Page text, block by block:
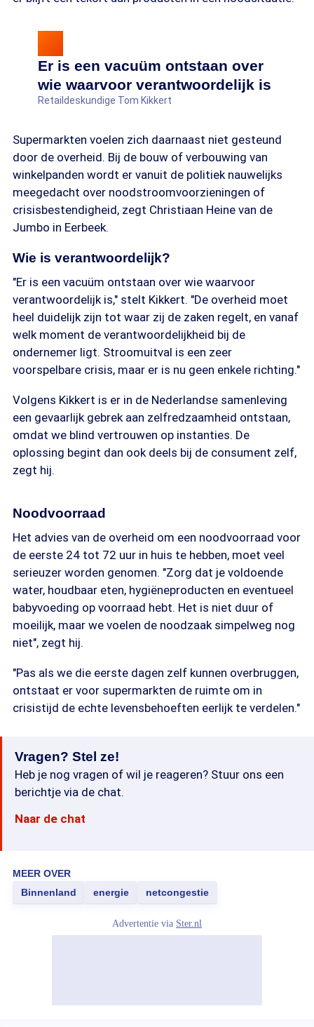
Er is een vacuüm ontstaan over
wie waarvoor verantwoordelijk is
Retaildeskundige Tom Kikkert
Supermarkten voelen zich daarnaast niet gesteund
door de overheid. Bij de bouw of verbouwing van
winkelpanden wordt er vanuit de politiek nauwelijks
meegedacht over noodstroomvoorzieningen of
crisisbestendigheid, zegt Christiaan Heine van de
Jumbo in Eerbeek.
Wie is verantwoordelijk?
"Er is een vacuüm ontstaan over wie waarvoor
verantwoordelijk is," stelt Kikkert. "De overheid moet
heel duidelijk zijn tot waar zij de zaken regelt, en vanaf
welk moment de verantwoordelijkheid bij de
ondernemer ligt. Stroomuitval is een zeer
voorspelbare crisis, maar er is nu geen enkele richting."
Volgens Kikkert is er in de Nederlandse samenleving
een gevaarlijk gebrek aan zelfredzaamheid ontstaan,
omdat we blind vertrouwen op instanties. De
oplossing begint dan ook deels bij de consument zelf,
zegt hij.
Noodvoorraad
Het advies van de overheid om een noodvoorraad voor
de eerste 24 tot 72 uur in huis te hebben, moet veel
serieuzer worden genomen. "Zorg dat je voldoende
water, houdbaar eten, hygiëneproducten en eventueel
babyvoeding op voorraad hebt. Het is niet duur of
moeilijk, maar we voelen de noodzaak simpelweg nog
niet", zegt hij.
"Pas als we die eerste dagen zelf kunnen overbruggen,
ontstaat er voor supermarkten de ruimte om in
crisistijd de echte levensbehoeften eerlijk te verdelen."
Vragen? Stel ze!
Heb je nog vragen of wil je reageren? Stuur ons een
berichtje via de chat.
Naar de chat
MEER OVER
Binnenland
energie netcongestie
Advertentie via Ster.nl